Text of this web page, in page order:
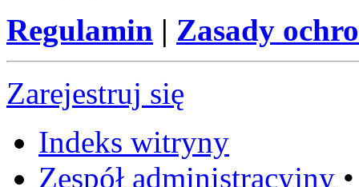
Regulamin | Zasady
Zarejestruj się
Indeks witryny
Zespół administracyjny